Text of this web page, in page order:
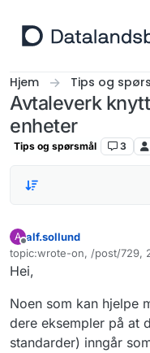
Hjem Tips og
Avtaleverk
enheter
Tips og spørsmål 3
A
Frakoblet
alf.sollund
topic:wrote-on, /post/729,
Sist endret av
Hei,
Noen som kan hjelpe
dere eksempler på at
standarder) inngår